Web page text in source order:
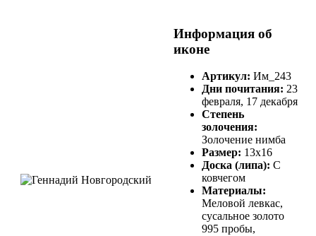
Информация об
иконе
Артикул: Им_243
Дни почитания: 23
февраля, 17 декабря
Степень
золочения:
Золочение нимба
Размер: 13х16
Доска (липа): С
ковчегом
Материалы:
Меловой левкас,
сусальное золото
995 пробы,